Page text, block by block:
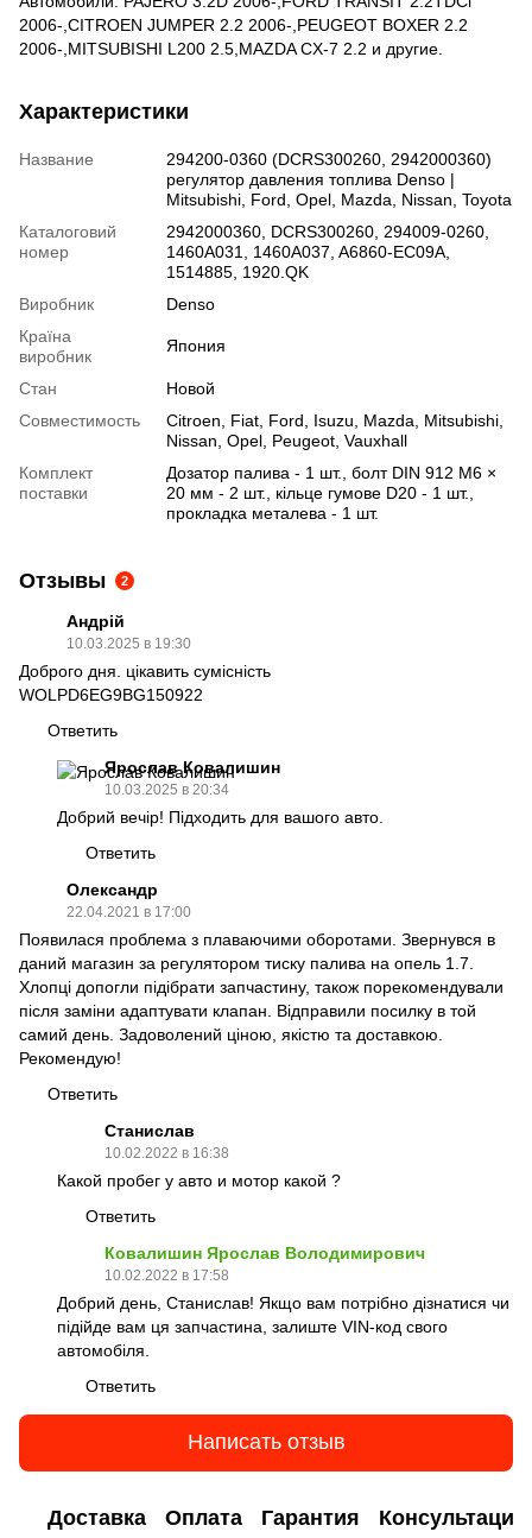
2006-,CITROEN JUMPER 2.2 2006-,PEUGEOT BOXER 2.2
2006-,MITSUBISHI L200 2.5,MAZDA CX-7 2.2 и другие.
Характеристики
Название
294200-0360 (DCRS300260, 2942000360)
регулятор давления топлива Denso |
Mitsubishi, Ford, Opel, Mazda, Nissan, Toyota
Каталоговий
номер
2942000360, DCRS300260, 294009-0260,
1460A031, 1460A037, A6860-EC09A,
1514885, 1920.QK
Виробник
Denso
Країна
виробник
Япония
Стан
Новой
Совместимость
Citroen, Fiat, Ford, Isuzu, Mazda, Mitsubishi,
Nissan, Opel, Peugeot, Vauxhall
Комплект
поставки
Дозатор палива - 1 шт., болт DIN 912 M6 ×
20 мм - 2 шт., кільце гумове D20 - 1 шт.,
прокладка металева - 1 шт.
Отзывы 2
Андрій
10.03.2025 в 19:30
Доброго дня. цікавить сумісність
WOLPD6EG9BG150922
Ответить
Ярослав Ковалишин
10.03.2025 в 20:34
Добрий вечір! Підходить для вашого авто.
Ответить
Олександр
22.04.2021 в 17:00
Появилася проблема з плаваючими оборотами. Звернувся в
даний магазин за регулятором тиску палива на опель 1.7.
Хлопці допогли підібрати запчастину, також порекомендували
після заміни адаптувати клапан. Відправили посилку в той
самий день. Задоволений ціною, якістю та доставкою.
Рекомендую!
Ответить
Станислав
10.02.2022 в 16:38
Какой пробег у авто и мотор какой ?
Ответить
Ковалишин Ярослав Володимирович
10.02.2022 в 17:58
Добрий день, Станислав! Якщо вам потрібно дізнатися чи
підійде вам ця запчастина, залиште VIN-код свого
автомобіля.
Ответить
Написать отзыв
Доставка Оплата Гарантия Консультация